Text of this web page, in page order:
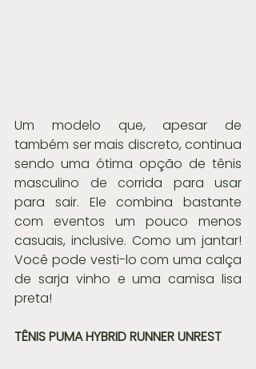
Um modelo que, apesar de
também ser mais discreto, continua
sendo uma ótima opção de tênis
masculino de corrida para usar
para sair. Ele combina bastante
com eventos um pouco menos
casuais, inclusive. Como um jantar!
Você pode vesti-lo com uma calça
de sarja vinho e uma camisa lisa
preta!
TÊNIS PUMA HYBRID RUNNER UNREST